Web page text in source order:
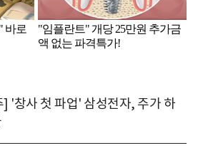
'창사 첫 파업' 삼성전자, 주가 하